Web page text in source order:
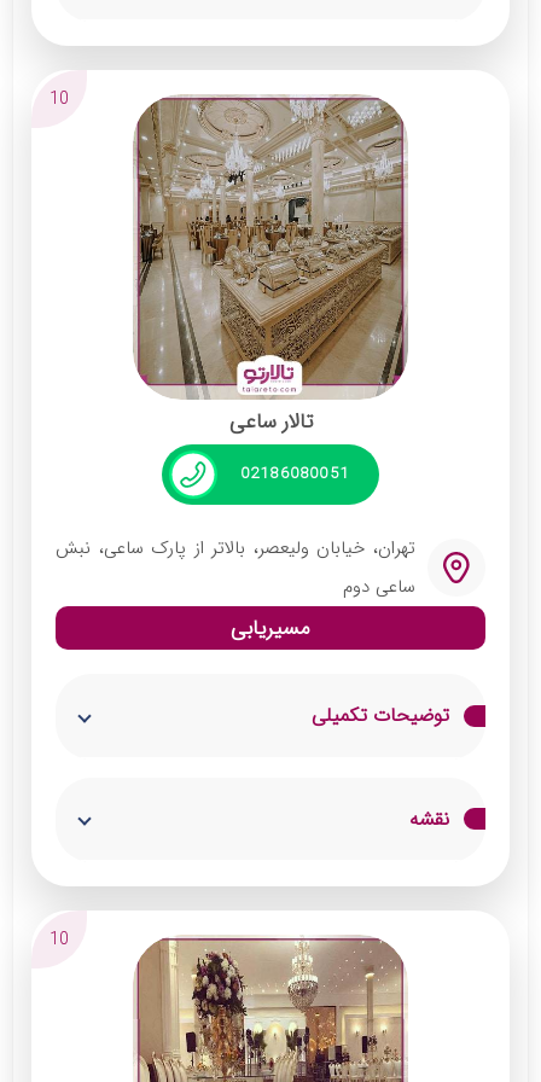
دیزاین تالار کمک گرفته است. تمامی پرسنل تالار
دریا پلاس تحصیل‌کرده هتلداری بوده و با نحوه
ارتباط‌گیری و آداب میهمان‌نوازی آشنایی دارند.
این تالار پذیرایی دارای پارکینگ اختصاصی با
ظرفیت 300 خودرو دارد. دریا پلاس تنها یک تالار
عروسی نیست؛ بلکه برای اجرای تمامی نمایش‌ها
و مناسبت‌های مختلف گزینه مناسبی است.
ارائه منوی متنوع غذا و دسر
نورپردازی مدرن و تزیینات شیک
تجهیز به سیستم تهویه‌مطبوع
فضای مخصوص عروس و داماد
پارکینگ با ظرفیت مناسب
10
تالار ساعی
02186080051
تهران، خیابان ولیعصر، بالاتر از پارک ساعی، نبش
ساعی دوم
مسیریابی
توضیحات تکمیلی
مجموعه تشریفاتی ساعی است. ظرفیت پذیرایی
آن موجب معروف شدن ساعی شده است. تالار
پذیرایی ساعی دارای سالن عقد مجزا بوده و از
بهترین دیزاینرها برای چیدمان سفره کمک
نقشه
10